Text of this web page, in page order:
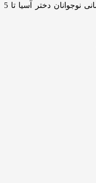
یازدهمین دوره مسابقات هندبال قهرمانی نوجوانان دختر آسیا تا 5